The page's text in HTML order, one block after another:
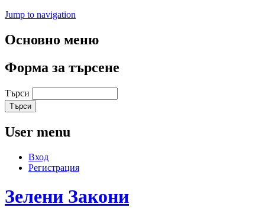
Jump to navigation
Основно меню
Форма за търсене
Търси
User menu
Вход
Регистрация
Зелени Закони